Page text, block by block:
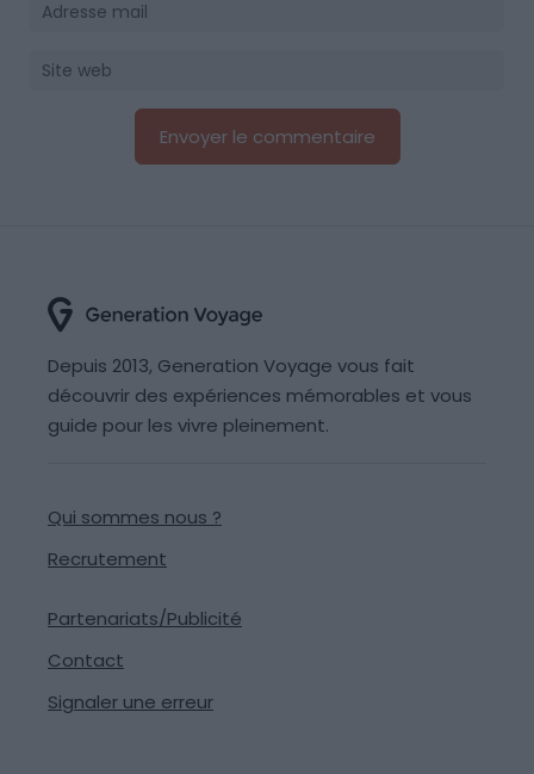
Depuis 2013, Generation Voyage vous fait
découvrir des expériences mémorables et vous
guide pour les vivre pleinement.
Qui sommes nous ?
Recrutement
Partenariats/Publicité
Contact
Signaler une erreur